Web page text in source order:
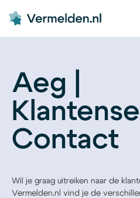
Aeg |
Contact
Wil je graag uitreiken naar de
Vermelden.nl vind je de